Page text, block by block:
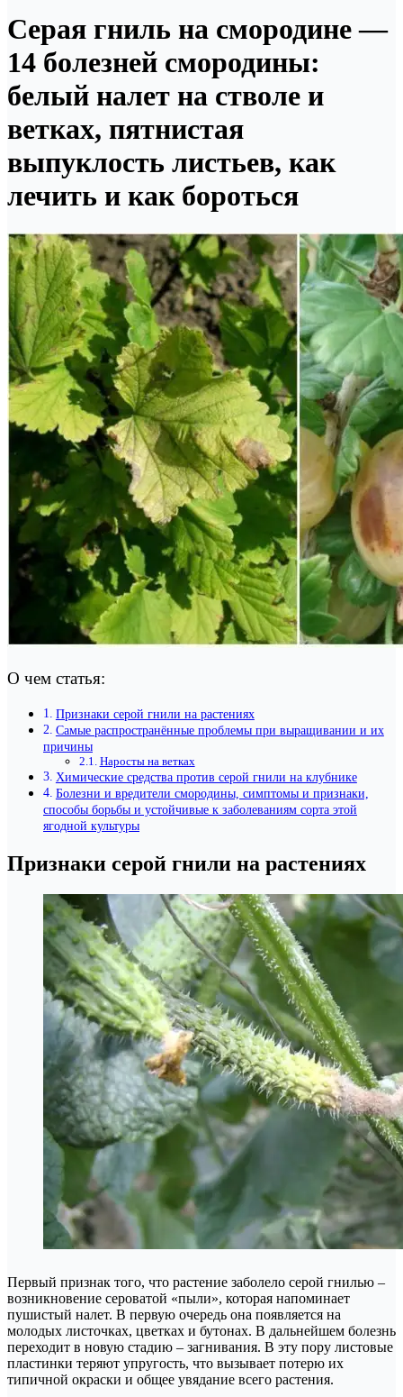
Серая гниль на смородине —
14 болезней смородины:
белый налет на стволе и
ветках, пятнистая
выпуклость листьев, как
лечить и как бороться
О чем статья:
Признаки серой гнили на растениях
Самые распространённые проблемы при выращивании и их
причины
Наросты на ветках
Химические средства против серой гнили на клубнике
Болезни и вредители смородины, симптомы и признаки,
способы борьбы и устойчивые к заболеваниям сорта этой
ягодной культуры
Признаки серой гнили на растениях
Первый признак того, что растение заболело серой гнилью –
возникновение сероватой «пыли», которая напоминает
пушистый налет. В первую очередь она появляется на
молодых листочках, цветках и бутонах. В дальнейшем болезнь
переходит в новую стадию – загнивания. В эту пору листовые
пластинки теряют упругость, что вызывает потерю их
типичной окраски и общее увядание всего растения.